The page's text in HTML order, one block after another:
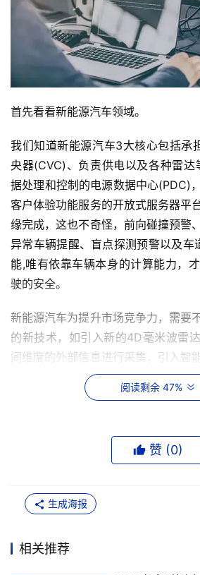
首先看看新能源汽车领域。
我们知道新能源汽车3大核心包括承
央器(CVC)、负责供电以及各种雷
据处理和控制的电源数据中心(PDC)
客户体验功能服务的开放式服务器平
缘完成，这也不奇怪，前向碰撞预警
异常车辆提醒、盲点探测预警以及车
能,唯有依靠车辆本身的计算能力，
驶的安全。
新能源汽车为提升市场竞争力，需要
的新技术，如引入新的4D毫米波雷
间维度的外部信息进行采集，引入智
验等一系列新的功能需求。这也就意
个稳定的、功能强大的边缘计算平台
求。从技术上说，边缘计算平台需要
和linux操作系统的支持能力。
有专业人士表示：“在消费者的眼中
业技术人员的眼中，新能源汽车就
阅读剩余 47%
赞 (0)
生成海报
相关推荐